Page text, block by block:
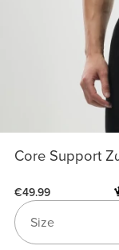
Core Support
€49.99
Size